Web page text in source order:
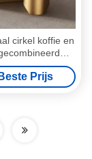
cirkel koffie en
Prijs